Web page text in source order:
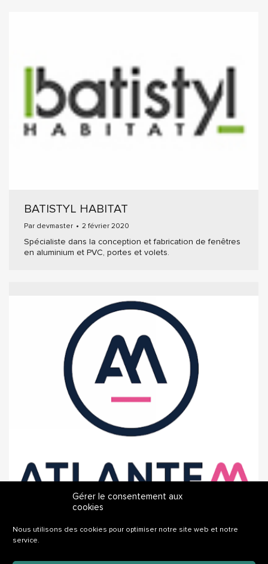
Gérer le consentement aux
cookies
Nous utilisons des cookies pour optimiser notre site web et notre
service.
BATISTYL HABITAT
Par devmaster 2 février 2020
Spécialiste dans la conception et fabrication de fenêtres
en aluminium et PVC, portes et volets.